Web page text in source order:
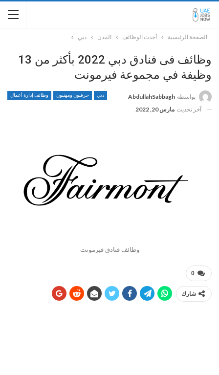
الصفحة الرئيسية أحدث الوظائف المدن دبي
وظائف فى فنادق دبي 2022 بأكثر من 13
وظيفة في مجموعة فيرمونت
دبي حرفيون ومهنيون وظائف إدارة أعمال بواسطة AbdullahSabbagh
آخر تحديث مارس 20, 2022
وظائف فنادق فيرمونت
0
شارك